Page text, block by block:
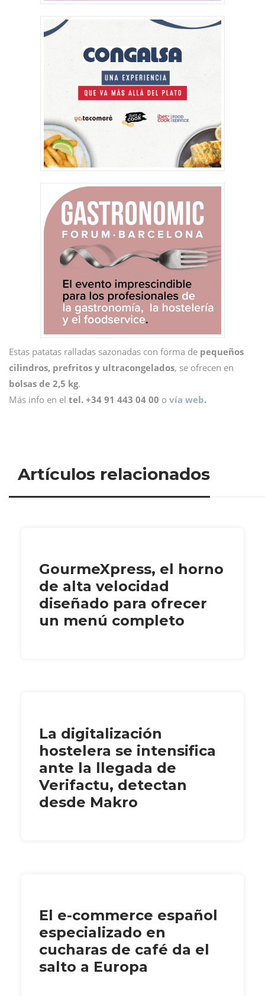
Estas patatas ralladas sazonadas con forma de pequeños
cilindros, prefritos y ultracongelados, se ofrecen en
bolsas de 2,5 kg.
Más info en el tel. +34 91 443 04 00 o vía web.
Artículos relacionados
GourmeXpress, el horno
de alta velocidad
diseñado para ofrecer
un menú completo
La digitalización
hostelera se intensifica
ante la llegada de
Verifactu, detectan
desde Makro
El e-commerce español
especializado en
cucharas de café da el
salto a Europa